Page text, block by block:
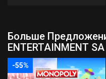
Больше
ENTERTAINMENT
-55%